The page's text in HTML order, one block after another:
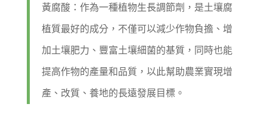
黃腐酸：作為一種植物生長調節劑，是土壤腐
植質最好的成分，不僅可以減少作物負擔、增
加土壤肥力、豐富土壤細菌的基質，同時也能
提高作物的產量和品質，以此幫助農業實現增
產、改質、養地的長遠發展目標。